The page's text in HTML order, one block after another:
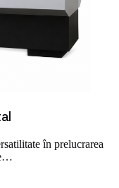
în prelucrarea